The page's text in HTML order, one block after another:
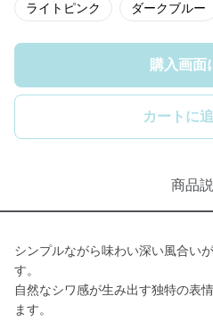
ライトピンク ダークブルー
購入画面
カートに
商品
シンプルながら味わい深い風合い
す。
自然なシワ感が生み出す独特の表
ます。